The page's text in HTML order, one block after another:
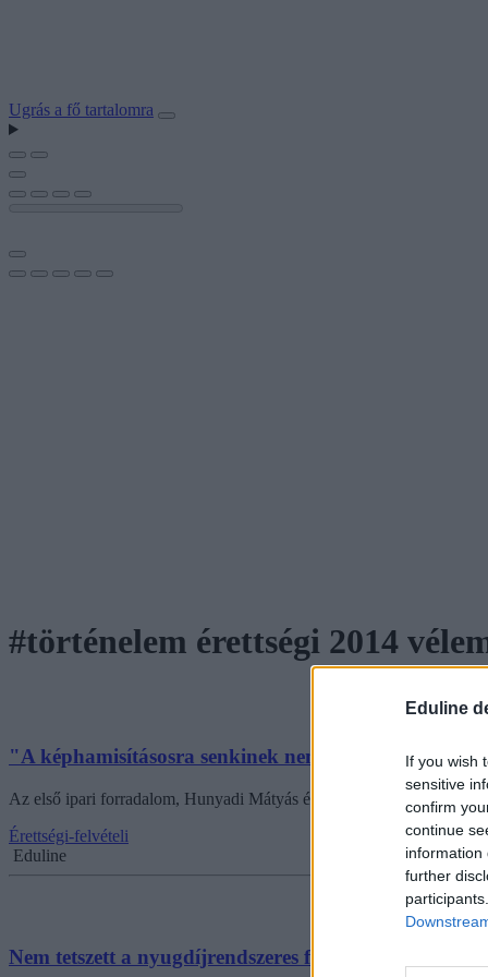
Eduline
If you wish
sensitive
confirm
continue
information
further
Ugrás a fő tartalomra
#történelem érettségi 2014
"A képhamisításosra senkinek nem volt ötlete" -
Az első ipari forradalom, Hunyadi Mátyás és Nagy Imre '56-os
Érettségi-felvételi
Eduline
Nem tetszett a nyugdíjrendszeres feladat az emelt